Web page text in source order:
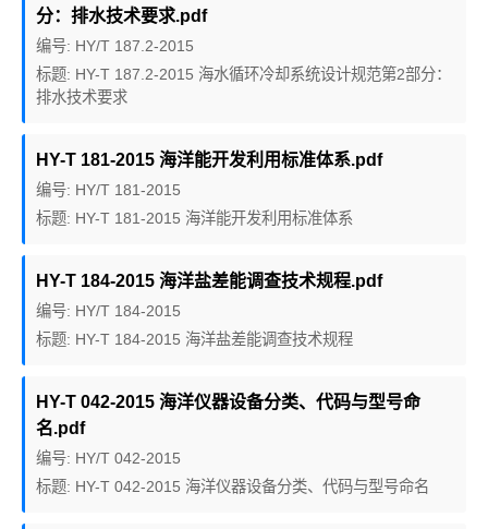
分：排水技术要求.pdf
编号: HY/T 187.2-2015
标题: HY-T 187.2-2015 海水循环冷却系统设计规范第2部分：
排水技术要求
HY-T 181-2015 海洋能开发利用标准体系.pdf
编号: HY/T 181-2015
标题: HY-T 181-2015 海洋能开发利用标准体系
HY-T 184-2015 海洋盐差能调查技术规程.pdf
编号: HY/T 184-2015
标题: HY-T 184-2015 海洋盐差能调查技术规程
HY-T 042-2015 海洋仪器设备分类、代码与型号命
名.pdf
编号: HY/T 042-2015
标题: HY-T 042-2015 海洋仪器设备分类、代码与型号命名